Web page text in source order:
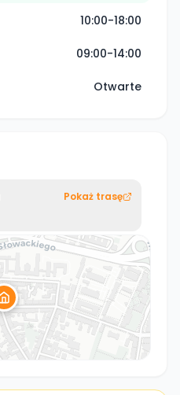
10:00-18:00
09:00-14:00
Otwarte
Pokaż trasę